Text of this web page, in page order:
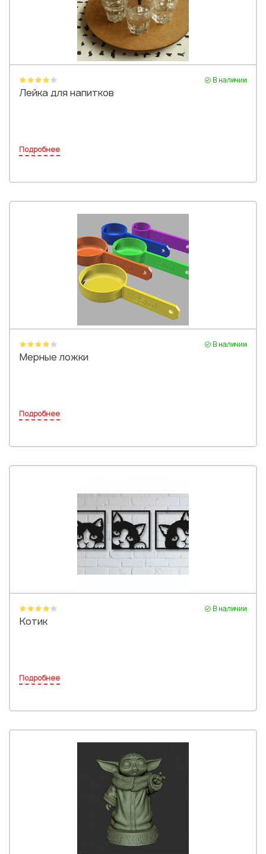
В наличии
Лейка для напитков
Подробнее
В наличии
Мерные ложки
Подробнее
В наличии
Котик
Подробнее
Нажимая на кнопку "Отправить", вы даете согласие на обработку
персональных данных
Отправить
Нажимая на кнопку "Отправить", вы даете согласие на обработку
Или войти через соц сети
ВОЙТИ ЧЕРЕЗ GOOGLE
Отправить
Нажимая на кнопку "Отправить", вы даете согласие на обработку